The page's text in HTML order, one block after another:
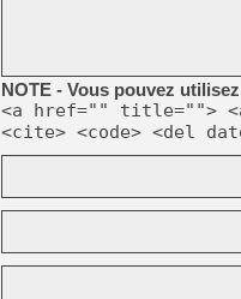
NOTE - Vous pouvez
<a href="" title="">
<cite> <code> <del